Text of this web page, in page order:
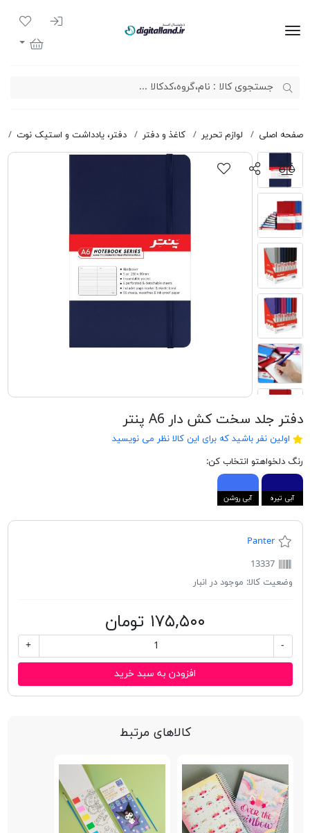
ورود به
لیست
سبد خرید
صفحه اصلی لوازم تحریر کاغذ و دفتر دفتر، یادداشت و استیک نوت
دفتر جلد سخت کش دار A6 پنتر
اولین نفر باشید که برای این کالا نظر می نویسید
رنگ دلخواهتو انتخاب کن:
آبی تیره آبی روشن
Panter
13337
وضعیت کالا: موجود در انبار
۱۷۵,۵۰۰ تومان
-
+
افزودن به سبد خرید
کالاهای مرتبط